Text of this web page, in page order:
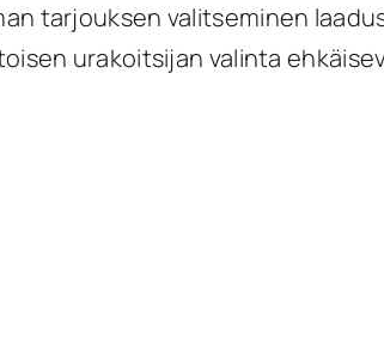
tarjouksen valitseminen
urakoitsijan valinta